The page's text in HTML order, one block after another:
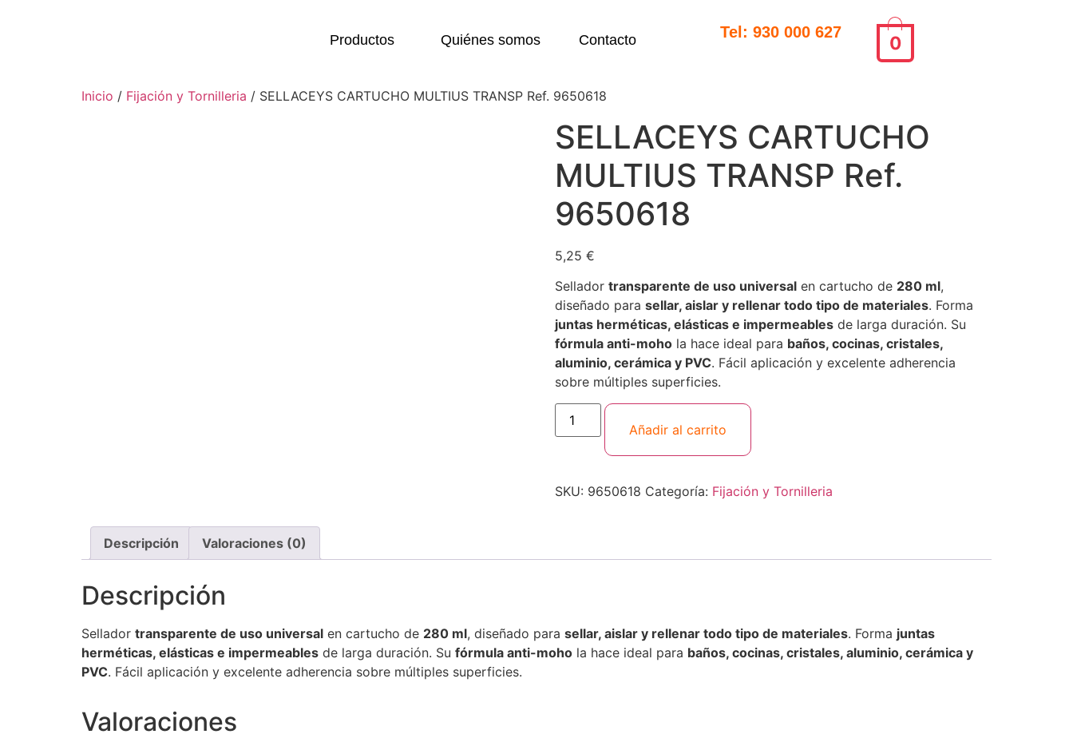
Productos Quiénes somos Contacto Tel: 930 000 627 0
Inicio / Fijación y Tornilleria / SELLACEYS CARTUCHO MULTIUS TRANSP Ref. 9650618
SELLACEYS CARTUCHO
MULTIUS TRANSP Ref.
9650618
5,25 €
Sellador transparente de uso universalen cartucho de 280 ml,
diseñado para sellar, aislar y rellenar todo tipo de materiales. Forma
juntas herméticas, elásticas e impermeablesde larga duración. Su
fórmula anti-mohola hace ideal para baños, cocinas, cristales,
aluminio, cerámica y PVC. Fácil aplicación y excelente adherencia
sobre múltiples superficies.
Añadir al carrito
SKU: 9650618 Categoría: Fijación y Tornilleria
Descripción Valoraciones (0)
Descripción
Sellador transparente de uso universal en cartucho de 280 ml, diseñado para sellar, aislar y rellenar todo tipo de materiales. Forma juntas
herméticas, elásticas e impermeables de larga duración. Su fórmula anti-moho la hace ideal para baños, cocinas, cristales, aluminio, cerámica y
PVC. Fácil aplicación y excelente adherencia sobre múltiples superficies.
Valoraciones